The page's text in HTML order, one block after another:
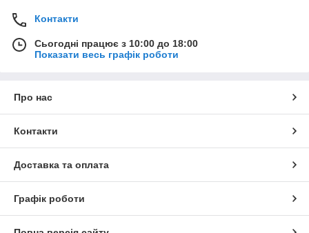
Контакти
Сьогодні працює з 10:00 до 18:00
Показати весь графік роботи
Про нас
Контакти
Доставка та оплата
Графік роботи